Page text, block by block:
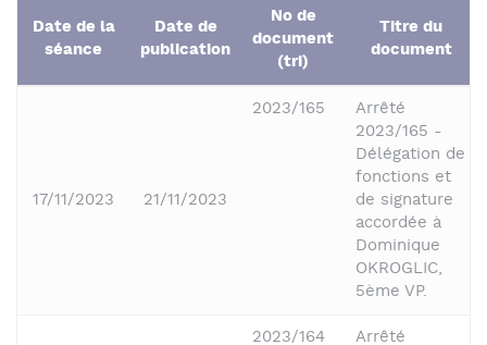
Date de la
séance
Date de
publication
No de
document
(tri)
Titre du
document
17/11/2023 21/11/2023
2023/165
Arrêté
2023/165 -
Délégation de
fonctions et
de signature
accordée à
Dominique
OKROGLIC,
5ème VP.
2023/164
Arrêté